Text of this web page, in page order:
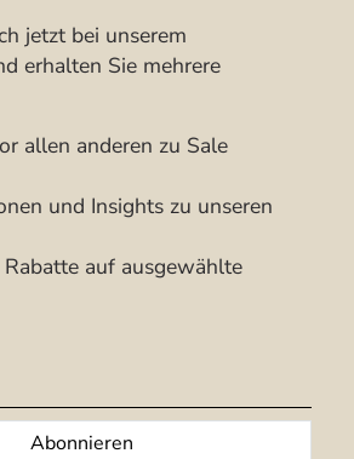
jetzt bei unserem
erhalten Sie mehrere
allen anderen zu Sale
und Insights zu unseren
auf ausgewählte
Abonnieren